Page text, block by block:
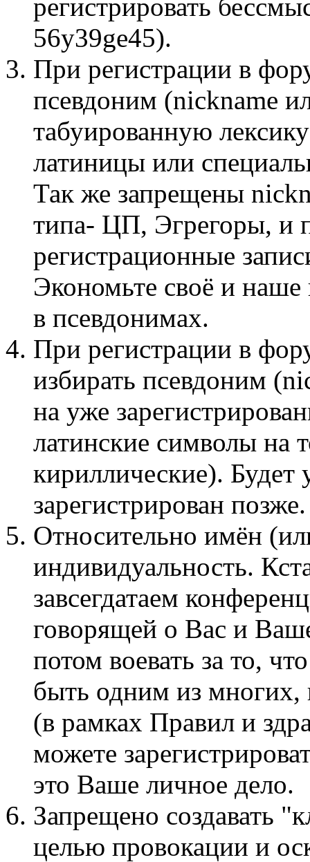
регистрировать
56y39ge45).
При регистрации в
псевдоним (nickname
табуированную
латиницы или
Так же запрещены
типа- ЦП, Эгрегоры, и
регистрационные
Экономьте своё и
в псевдонимах.
При регистрации в
избирать псевдоним
на уже
латинские символы на
кириллические). Будет
зарегистрирован позже.
Относительно имён
индивидуальность.
завсегдатаем
говорящей о Вас и
потом воевать за то,
быть одним из многих,
(в рамках Правил и
можете
это Ваше личное дело.
Запрещено создавать
целью провокации и